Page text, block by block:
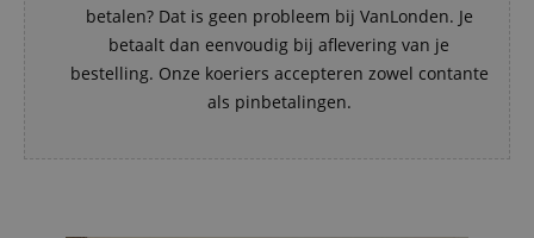
betalen? Dat is geen probleem bij VanLonden. Je
betaalt dan eenvoudig bij aflevering van je
bestelling. Onze koeriers accepteren zowel contante
als pinbetalingen.